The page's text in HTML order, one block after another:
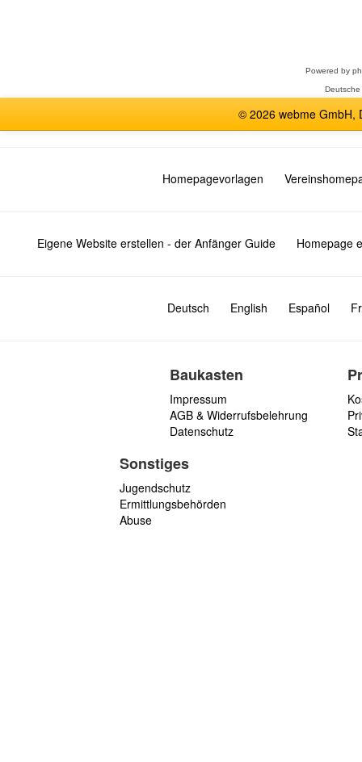
Powered by
© 2026 webme GmbH,
Homepagevorlagen
Eigene Website erstellen - der Anfänger Guide Homepage
Deutsch English Español
Baukasten
Impressum
AGB & Widerrufsbelehrung
Datenschutz
Sonstiges
Jugendschutz
Ermittlungsbehörden
Abuse